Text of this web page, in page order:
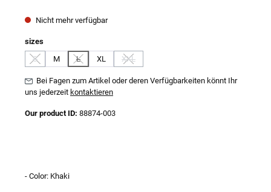
Nicht mehr verfügbar
sizesauswählen
S
(Diese Option ist zurzeit nicht verfügbar.)
M L
(Diese Option ist zurzeit nicht verfügbar.)
XL XXL
(Diese Option ist zurzeit nicht verfügbar.)
Bei Fagen zum Artikel oder deren Verfügbarkeiten könnt Ihr
uns jederzeit kontaktieren
Our product ID: 88874-003
- Color: Khaki